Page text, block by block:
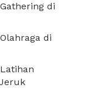
di
di